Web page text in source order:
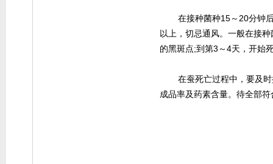
在接种菌种15～20分钟后
以上，切忌通风。一般在接
的黑斑点;到第3～4天，开始
在蚕死亡过程中，要及时
成品率及药素含量。待全部